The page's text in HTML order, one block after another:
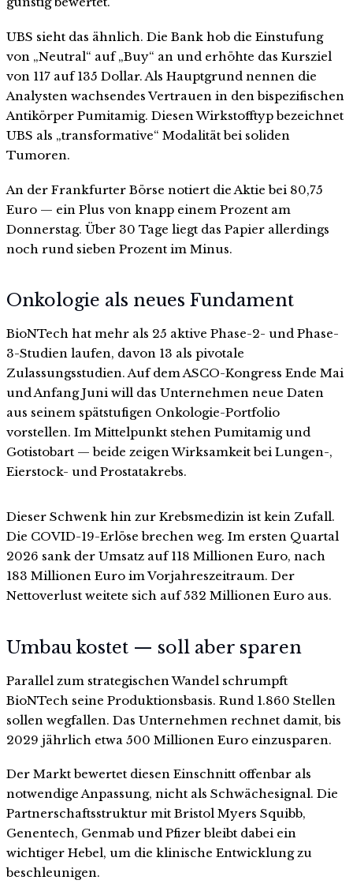
UBS sieht das ähnlich. Die Bank hob die Einstufung
von „Neutral“ auf „Buy“ an und erhöhte das Kursziel
von 117 auf 135 Dollar. Als Hauptgrund nennen die
Analysten wachsendes Vertrauen in den bispezifischen
Antikörper Pumitamig. Diesen Wirkstofftyp bezeichnet
UBS als „transformative“ Modalität bei soliden
Tumoren.
An der Frankfurter Börse notiert die Aktie bei 80,75
Euro — ein Plus von knapp einem Prozent am
Donnerstag. Über 30 Tage liegt das Papier allerdings
noch rund sieben Prozent im Minus.
Onkologie als neues Fundament
BioNTech hat mehr als 25 aktive Phase-2- und Phase-
3-Studien laufen, davon 13 als pivotale
Zulassungsstudien. Auf dem ASCO-Kongress Ende Mai
und Anfang Juni will das Unternehmen neue Daten
aus seinem spätstufigen Onkologie-Portfolio
vorstellen. Im Mittelpunkt stehen Pumitamig und
Gotistobart — beide zeigen Wirksamkeit bei Lungen-,
Eierstock- und Prostatakrebs.
Dieser Schwenk hin zur Krebsmedizin ist kein Zufall.
Die COVID-19-Erlöse brechen weg. Im ersten Quartal
2026 sank der Umsatz auf 118 Millionen Euro, nach
183 Millionen Euro im Vorjahreszeitraum. Der
Nettoverlust weitete sich auf 532 Millionen Euro aus.
Umbau kostet — soll aber sparen
Parallel zum strategischen Wandel schrumpft
BioNTech seine Produktionsbasis. Rund 1.860 Stellen
sollen wegfallen. Das Unternehmen rechnet damit, bis
2029 jährlich etwa 500 Millionen Euro einzusparen.
Der Markt bewertet diesen Einschnitt offenbar als
notwendige Anpassung, nicht als Schwächesignal. Die
Partnerschaftsstruktur mit Bristol Myers Squibb,
Genentech, Genmab und Pfizer bleibt dabei ein
wichtiger Hebel, um die klinische Entwicklung zu
beschleunigen.